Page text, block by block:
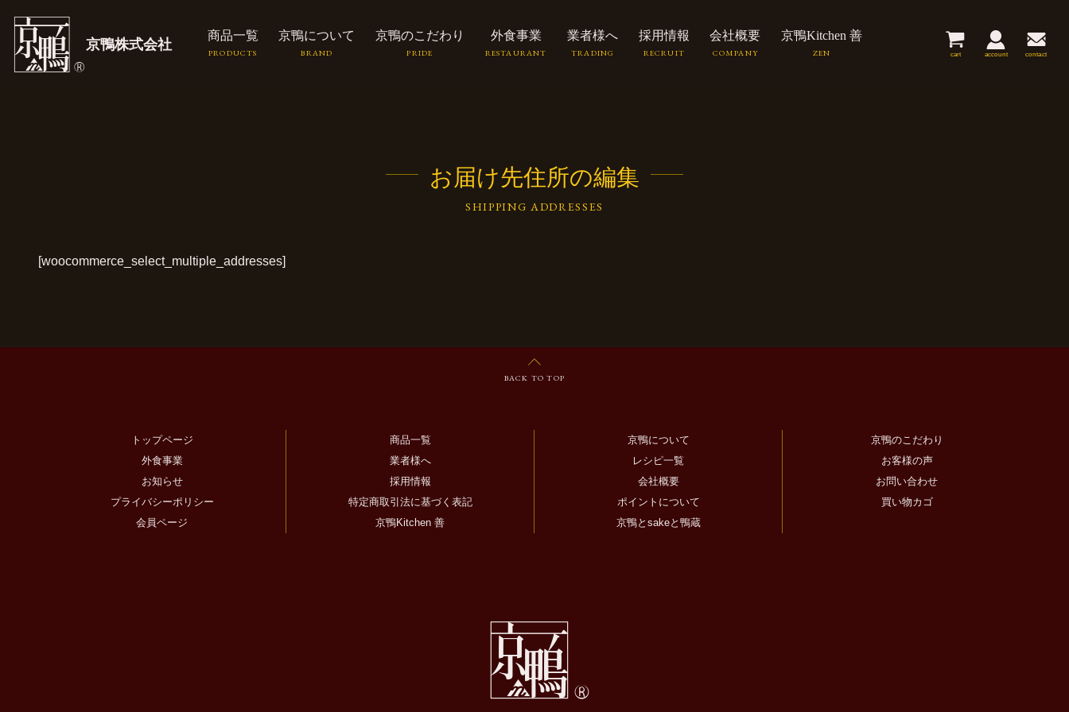
京鴨株式会社
商品一覧 京鴨について 京鴨のこだわり 外食事業 業者様へ 採用情報 会社概要 京鴨Kitchen 善
cart account contact
お届け先住所の編集
SHIPPING ADDRESSES
[woocommerce_select_multiple_addresses]
BACK TO TOP
トップページ 商品一覧 京鴨について
京鴨のこだわり
外食事業
業者様へ レシピ一覧
お客様の声
お知らせ
採用情報 会社概要
お問い合わせ
プライバシーポリシー
特定商取引法に基づく表記 ポイントについて
買い物カゴ
会員ページ
京鴨Kitchen 善 京鴨とsakeと鴨蔵